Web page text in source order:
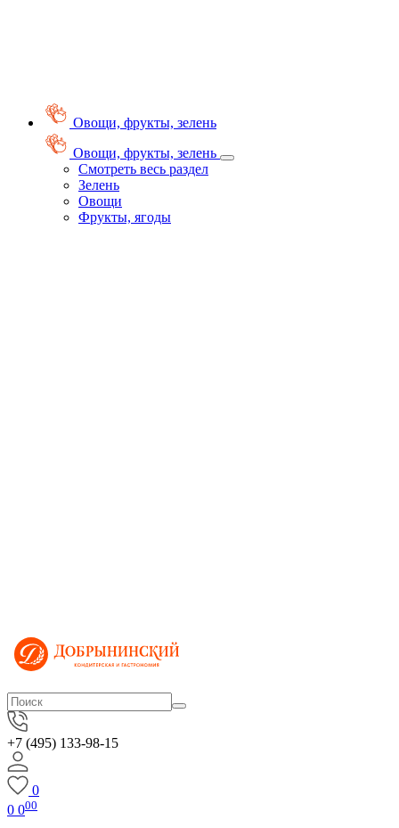
Овощи, фрукты, зелень
Овощи, фрукты, зелень
Смотреть весь раздел
Зелень
Овощи
Фрукты, ягоды
+7 (495) 133-98-15
0
0 000